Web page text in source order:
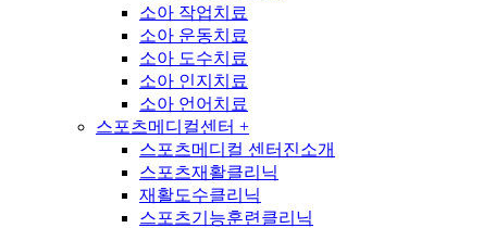
소아 작업치료
소아 운동치료
소아 도수치료
소아 인지치료
소아 언어치료
스포츠메디컬센터 +
스포츠메디컬 센터진소개
스포츠재활클리닉
재활도수클리닉
스포츠기능훈련클리닉